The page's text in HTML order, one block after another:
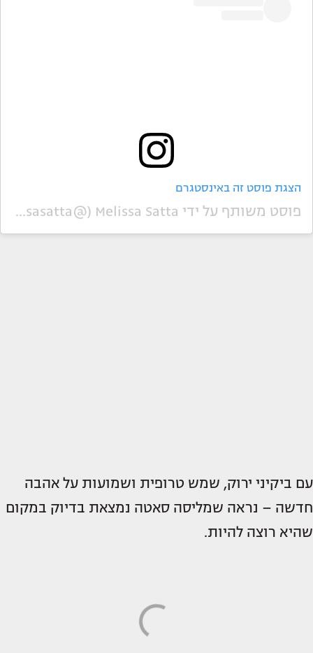
הצגת פוסט זה באינסטגרם
פוסט משותף על ידי ‏‎Melissa Satta‎‏ (@‏‎melissasatta‎‏)
עם ביקיני ירוק, שמש טרופית ושמועות על אהבה
חדשה – נראה שמליסה סאטה נמצאת בדיוק במקום
שהיא רוצה להיות.